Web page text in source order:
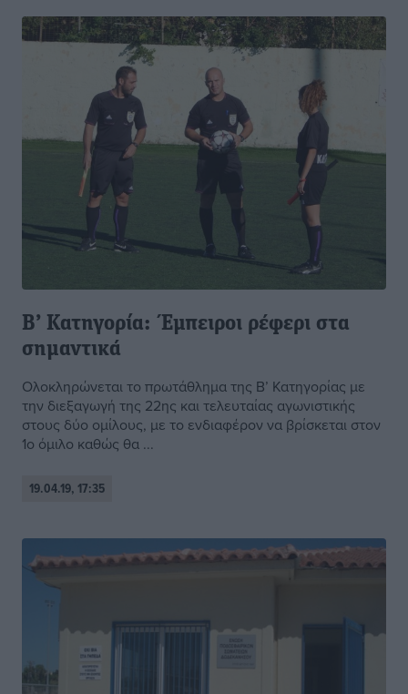
Β’ Κατηγορία: Έμπειροι ρέφερι στα
σημαντικά
Ολοκληρώνεται το πρωτάθλημα της Β’ Κατηγορίας με
την διεξαγωγή της 22ης και τελευταίας αγωνιστικής
στους δύο ομίλους, με το ενδιαφέρον να βρίσκεται στον
1ο όμιλο καθώς θα ...
19.04.19, 17:35